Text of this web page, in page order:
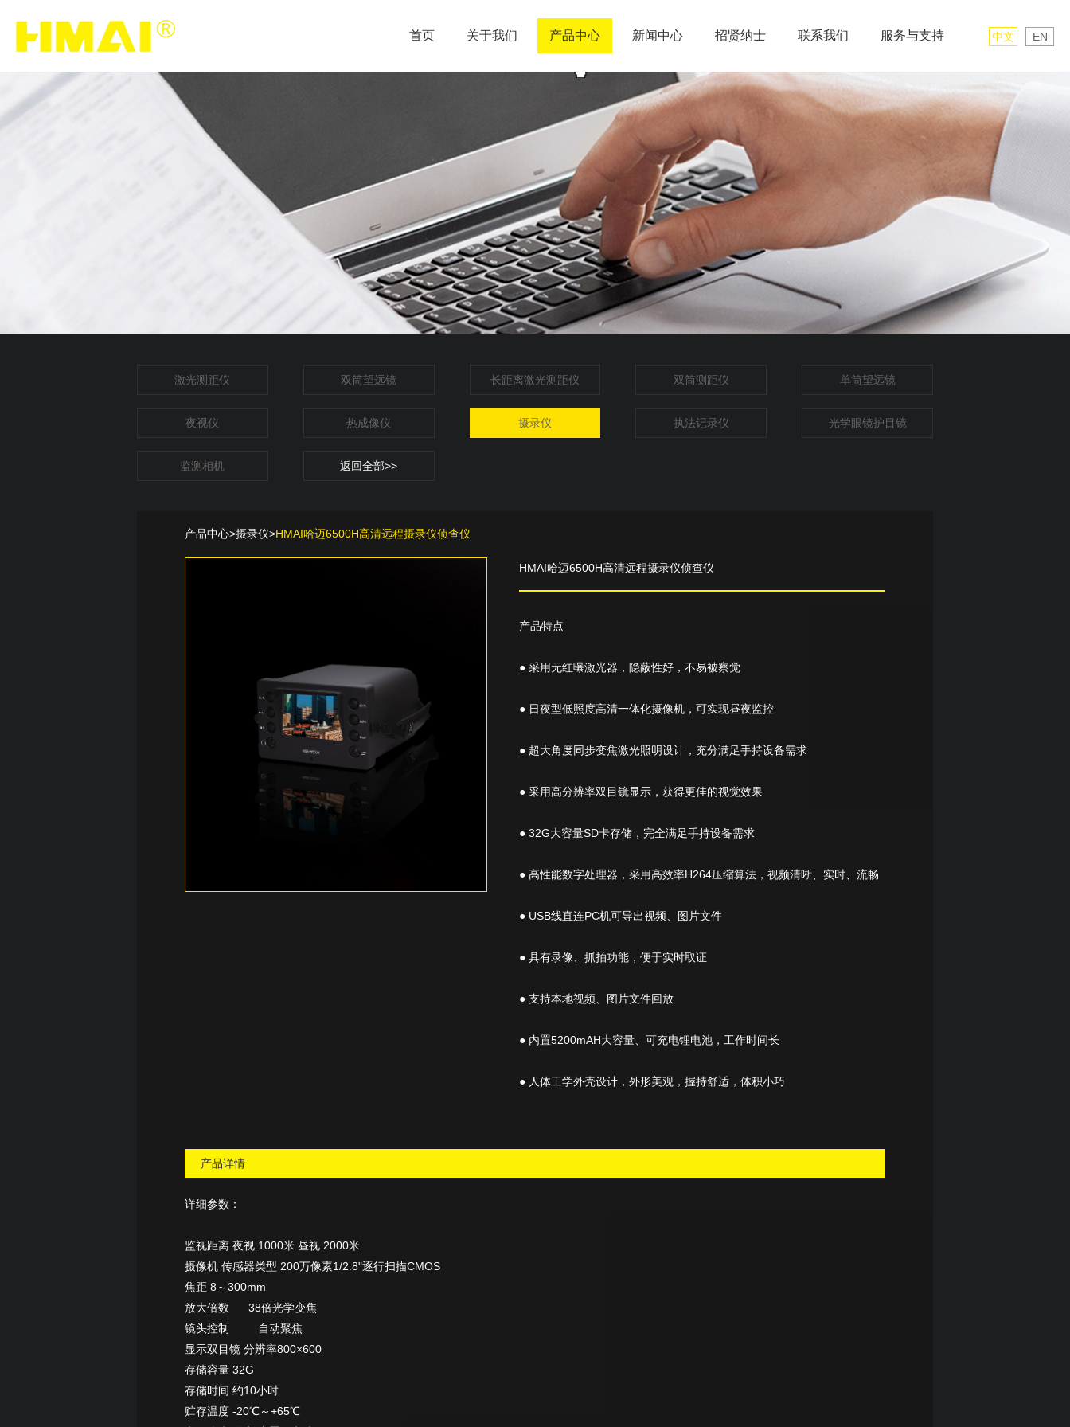
中文 EN
首页 关于我们 产品中心 新闻中心 招贤纳士 联系我们 服务与支持
激光测距仪 双筒望远镜 长距离激光测距仪 双筒测距仪 单筒望远镜
夜视仪 热成像仪 摄录仪 执法记录仪 光学眼镜护目镜
监测相机 返回全部>>
产品中心>摄录仪>HMAI哈迈6500H高清远程摄录仪侦查仪
HMAI哈迈6500H高清远程摄录仪侦查仪
产品特点
● 采用无红曝激光器，隐蔽性好，不易被察觉
● 日夜型低照度高清一体化摄像机，可实现昼夜监控
● 超大角度同步变焦激光照明设计，充分满足手持设备需求
● 采用高分辨率双目镜显示，获得更佳的视觉效果
● 32G大容量SD卡存储，完全满足手持设备需求
● 高性能数字处理器，采用高效率H264压缩算法，视频清晰、实时、流畅
● USB线直连PC机可导出视频、图片文件
● 具有录像、抓拍功能，便于实时取证
● 支持本地视频、图片文件回放
● 内置5200mAH大容量、可充电锂电池，工作时间长
● 人体工学外壳设计，外形美观，握持舒适，体积小巧
产品详情
详细参数：
监视距离 夜视 1000米 昼视 2000米
摄像机 传感器类型 200万像素1/2.8"逐行扫描CMOS
焦距 8～300mm
放大倍数
38倍光学变焦
镜头控制
自动聚焦
显示双目镜 分辨率800×600
存储容量 32G
存储时间 约10小时
贮存温度 -20℃～+65℃